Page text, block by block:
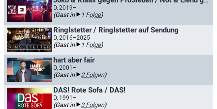
D, 2019–
(Gast in 1 Folge)
Ringlstetter / Ringlstetter auf Sendung
D, 2016–2025
(Gast in 1 Folge)
hart aber fair
D, 2001–
(Gast in 2 Folgen)
DAS! Rote Sofa / DAS!
D, 1991–
(Gast in 3 Folgen)